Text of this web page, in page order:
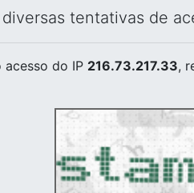
tentativas de
acesso do IP 216.73.217.33,